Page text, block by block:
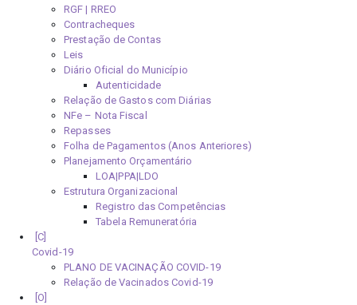
RGF | RREO
Contracheques
Prestação de Contas
Leis
Diário Oficial do Município
Autenticidade
Relação de Gastos com Diárias
NFe – Nota Fiscal
Repasses
Folha de Pagamentos (Anos Anteriores)
Planejamento Orçamentário
LOA|PPA|LDO
Estrutura Organizacional
Registro das Competências
Tabela Remuneratória
Covid-19
PLANO DE VACINAÇÃO COVID-19
Relação de Vacinados Covid-19